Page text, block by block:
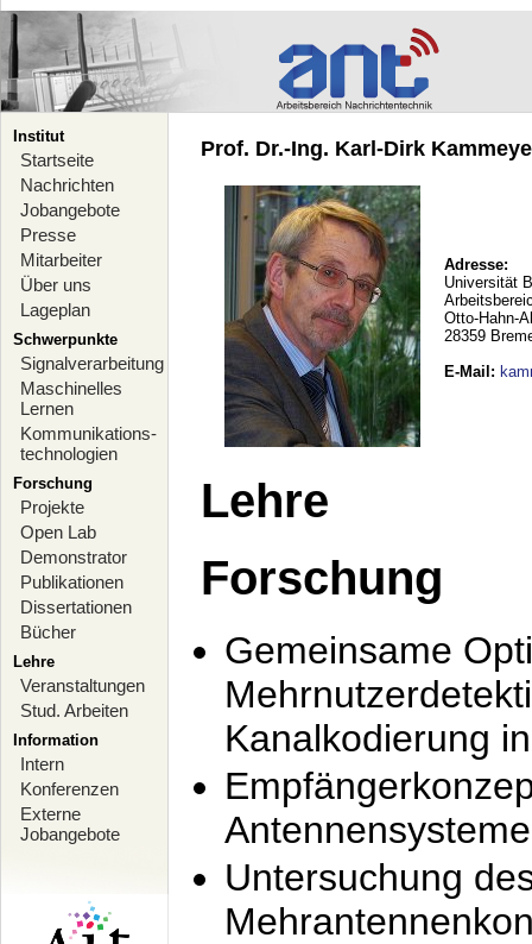
Institut
Startseite
Nachrichten
Jobangebote
Presse
Mitarbeiter
Über uns
Lageplan
Schwerpunkte
Signalverarbeitung
Maschinelles
Lernen
Kommunikations-
technologien
Forschung
Projekte
Open Lab
Demonstrator
Publikationen
Dissertationen
Bücher
Lehre
Veranstaltungen
Stud. Arbeiten
Information
Intern
Konferenzen
Externe
Jobangebote
Prof. Dr.-Ing. Karl-Dirk
Adresse:
Universität
Otto-Hahn-
28359
E-Mail :
Lehre
Forschung
Gemeinsame
Kanalkodierung
Antennensysteme
Untersuchung